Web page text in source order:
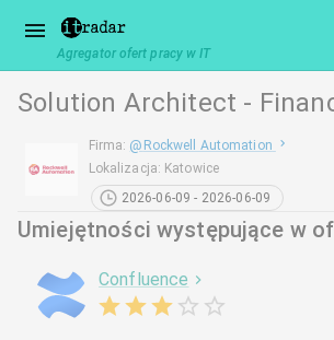
Agregator ofert pracy w IT
Solution Architect -
Firma: @ Rockwell Automation
Lokalizacja: Katowice
2026-06-09 - 2026-06-09
Umiejętności występujące w
Confluence